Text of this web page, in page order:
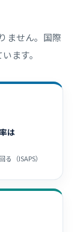
ません。国際
ます。
は
（ISAPS）